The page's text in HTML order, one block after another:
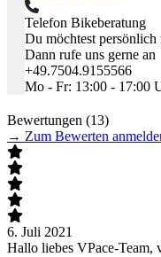
Telefon Bikeberatung
Du möchtest
Dann rufe uns gerne an
+49.7504.9155566
Mo - Fr: 13:00 - 17:00
Bewertungen (13)
→ Zum Bewerten
6. Juli 2021
Hallo liebes VPace-Team,